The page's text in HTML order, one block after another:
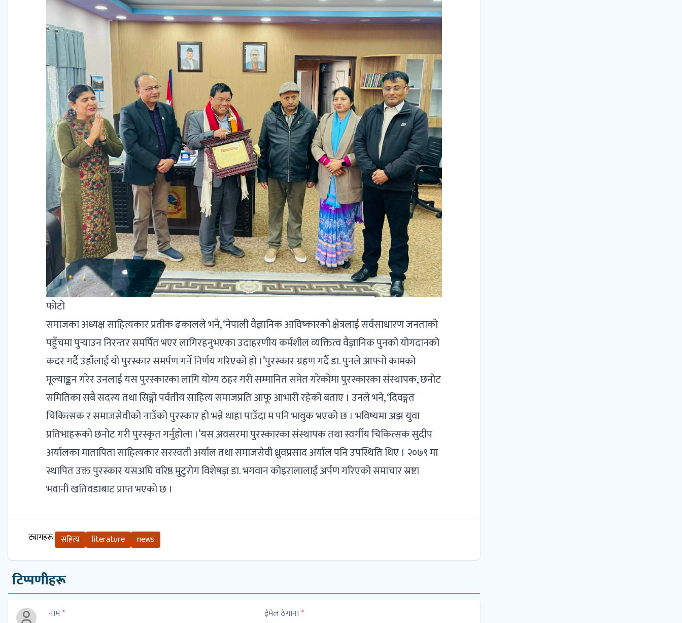
फोटो
समाजका अध्यक्ष साहित्यकार प्रतीक ढकालले भने, ‘नेपाली वैज्ञानिक आविष्कारको क्षेत्रलाई सर्वसाधारण जनताको
पहुँचमा पुर्‍याउन निरन्तर समर्पित भएर लागिरहनुभएका उदाहरणीय कर्मशील व्यक्तित्व वैज्ञानिक पुनको योगदानको
कदर गर्दै उहाँलाई यो पुरस्कार समर्पण गर्ने निर्णय गरिएको हो ।’पुरस्कार ग्रहण गर्दै डा. पुनले आफ्नो कामको
मूल्याङ्कन गरेर उनलाई यस पुरस्कारका लागि योग्य ठहर गरी सम्मानित समेत गरेकोमा पुरस्कारका संस्थापक, छनोट
समितिका सबै सदस्य तथा सिङ्गो पर्वतीय साहित्य समाजप्रति आफू आभारी रहेको बताए । उनले भने, ‘दिवङ्गत
चिकित्सक र समाजसेवीको नाउँको पुरस्कार हो भन्ने थाहा पाउँदा म पनि भावुक भएको छ । भविष्यमा अझ युवा
प्रतिभाहरूको छनोट गरी पुरस्कृत गर्नुहोला ।’यस अवसरमा पुरस्कारका संस्थापक तथा स्वर्गीय चिकित्सक सुदीप
अर्यालका मातापिता साहित्यकार सरस्वती अर्याल तथा समाजसेवी ध्रुवप्रसाद अर्याल पनि उपस्थिति थिए । २०७९ मा
स्थापित उक्त पुरस्कार यसअघि वरिष्ठ मुटुरोग विशेषज्ञ डा. भगवान कोइरालालाई अर्पण गरिएको समाचार स्रष्टा
भवानी खतिवडाबाट प्राप्त भएको छ ।
ट्यागहरू: सहित्य literature news
टिप्पणीहरू
नाम* ईमेल ठेगाना*